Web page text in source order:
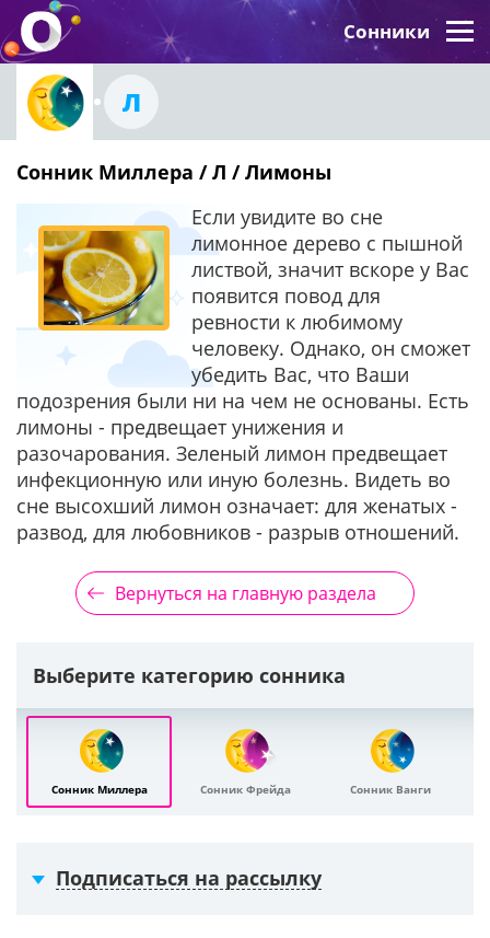
Сонники
Л
Сонник Миллера / Л / Лимоны
Если увидите во сне
лимонное дерево с пышной
листвой, значит вскоре у Вас
появится повод для
ревности к любимому
человеку. Однако, он сможет
убедить Вас, что Ваши
подозрения были ни на чем не основаны. Есть
лимоны - предвещает унижения и
разочарования. Зеленый лимон предвещает
инфекционную или иную болезнь. Видеть во
сне высохший лимон означает: для женатых -
развод, для любовников - разрыв отношений.
Вернуться на главную раздела
Выберите категорию сонника
Сонник Миллера Сонник Фрейда Сонник Ванги
Подписаться на рассылку